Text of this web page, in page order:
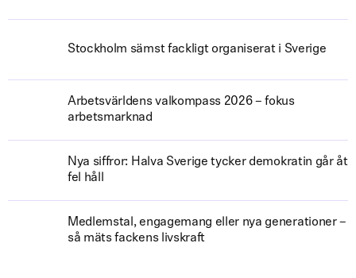
Stockholm sämst fackligt organiserat i Sverige
Arbetsvärldens valkompass 2026 – fokus
arbetsmarknad
Nya siffror: Halva Sverige tycker demokratin går åt
fel håll
Medlemstal, engagemang eller nya generationer –
så mäts fackens livskraft